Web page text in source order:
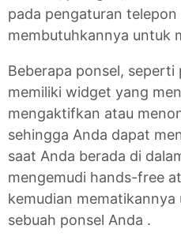
pada pengaturan telepon
membutuhkannya untuk
Beberapa ponsel,
memiliki widget yang
mengaktifkan atau
sehingga Anda dapat
saat Anda berada di
mengemudi hands-free
kemudian
sebuah ponsel Anda .